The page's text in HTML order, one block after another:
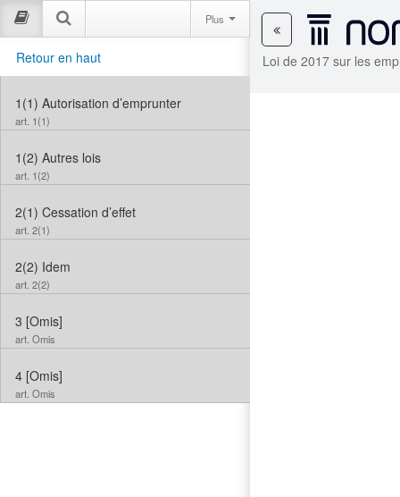
Loi de 2017 sur les
Plus
Retour en haut
1(1) Autorisation d’emprunter
art. 1(1)
1(2) Autres lois
art. 1(2)
2(1) Cessation d’effet
art. 2(1)
2(2) Idem
art. 2(2)
3 [Omis]
art. Omis
4 [Omis]
art. Omis